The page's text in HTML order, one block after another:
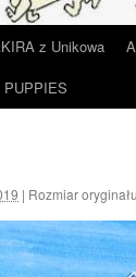
z Unikowa
| Rozmiar